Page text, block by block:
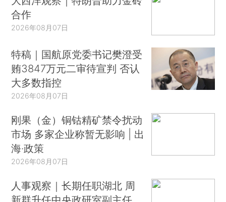
合作
2026年08月07日
特稿｜国航原党委书记樊澄受
贿3847万元二审待宣判 否认
大多数指控
2026年08月07日
刚果（金）铜钴精矿禁令扰动
市场 多家企业称暂无影响 | 出
海·政策
2026年08月07日
人事观察｜长期任职湖北 周